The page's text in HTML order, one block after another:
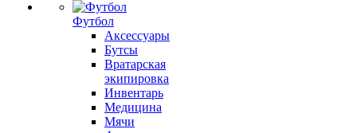
Футбол
Аксессуары
Бутсы
Вратарская
экипировка
Инвентарь
Медицина
Мячи